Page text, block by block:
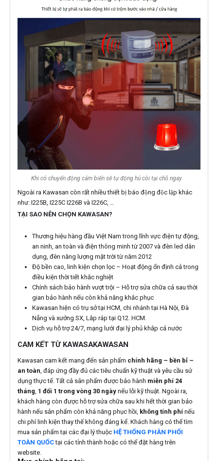
Khi có chuyển động cảm biến sẽ tự động hú còi tại chỗ ngay
Ngoài ra Kawasan còn rất nhiều thiết bị báo động độc lập khác
như: I225B, I225C I226B và I226C, …
TẠI SAO NÊN CHỌN KAWASAN?
Thương hiệu hàng đầu Việt Nam trong lĩnh vực điện tự động,
an ninh, an toàn và điện thông minh từ 2007 và đèn led dân
dụng, đèn năng lượng mặt trời từ năm 2012
Độ bền cao, linh kiện chọn lọc – Hoạt động ổn định cả trong
điều kiện thời tiết khắc nghiệt
Chính sách bảo hành vượt trội – Hỗ trợ sửa chữa cả sau thời
gian bảo hành nếu còn khả năng khắc phục
Kawasan hiện có trụ sở tại HCM, chi nhánh tại Hà Nội, Đà
Nẵng và xưởng SX, Lắp ráp tại Q12. HCM.
Dịch vụ hỗ trợ 24/7, mạng lưới đại lý phủ khắp cả nước
CAM KẾT TỪ KAWASAKAWASAN
Kawasan cam kết mang đến sản phẩm chính hãng – bền bỉ –
an toàn , đáp ứng đầy đủ các tiêu chuẩn kỹ thuật và yêu cầu sử
dụng thực tế. Tất cả sản phẩm được bảo hành miễn phí 24
tháng 1 đổi 1 trong vòng 30 ngày nếu lỗi kỹ thuật. Ngoài ra,
khách hàng còn được hỗ trợ sửa chữa sau khi hết thời gian bảo
hành nếu sản phẩm còn khả năng phục hồi, không tính phí nếu
chi phí linh kiện thay thế không đáng kể. Khách hàng có thể tìm
mua sản phẩm tại các đại lý thuộc HỆ THỐNG PHÂN PHỐI
TOÀN QUỐCtại các tỉnh thành hoặc có thể đặt hàng trên
website.